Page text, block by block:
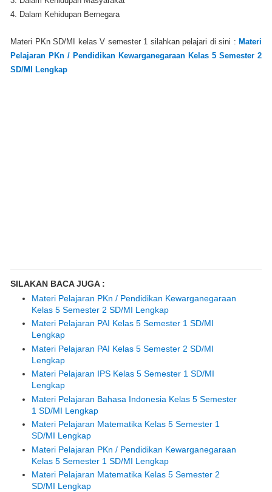
4. Dalam Kehidupan Bernegara
Materi PKn SD/MI kelas V semester 1 silahkan pelajari di sini : Materi
Pelajaran PKn / Pendidikan Kewarganegaraan Kelas 5 Semester 2
SD/MI Lengkap
SILAKAN BACA JUGA :
Materi Pelajaran PKn / Pendidikan Kewarganegaraan
Kelas 5 Semester 2 SD/MI Lengkap
Materi Pelajaran PAI Kelas 5 Semester 1 SD/MI
Lengkap
Materi Pelajaran PAI Kelas 5 Semester 2 SD/MI
Lengkap
Materi Pelajaran IPS Kelas 5 Semester 1 SD/MI
Lengkap
Materi Pelajaran Bahasa Indonesia Kelas 5 Semester
1 SD/MI Lengkap
Materi Pelajaran Matematika Kelas 5 Semester 1
SD/MI Lengkap
Materi Pelajaran PKn / Pendidikan Kewarganegaraan
Kelas 5 Semester 1 SD/MI Lengkap
Materi Pelajaran Matematika Kelas 5 Semester 2
SD/MI Lengkap